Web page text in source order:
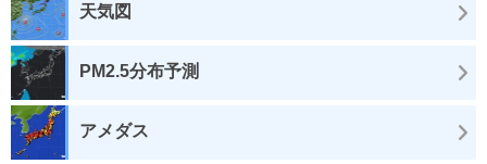
天気図
PM2.5分布予測
アメダス